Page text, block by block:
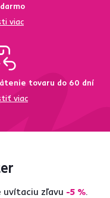
viac
tovaru do 60 dní
viac
uvítaciu zľavu -5 %.